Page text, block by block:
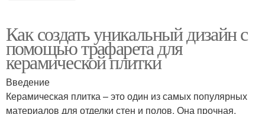
Как создать уникальный дизайн с
помощью трафарета для
керамической плитки
Введение
Керамическая плитка – это один из самых популярных
материалов для отделки стен и полов. Она прочная,